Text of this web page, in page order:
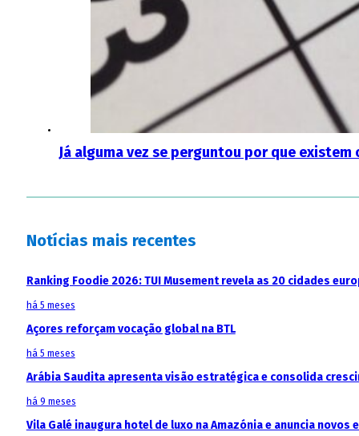
Já alguma vez se perguntou por que existem
Notícias mais recentes
Ranking Foodie 2026: TUI Musement revela as 20 cidades
há 5 meses
Açores reforçam vocação global na BTL
há 5 meses
Arábia Saudita apresenta visão estratégica e consolida
há 9 meses
Vila Galé inaugura hotel de luxo na Amazónia e anuncia